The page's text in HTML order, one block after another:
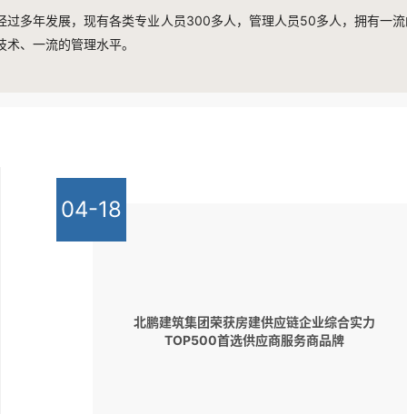
过多年发展，现有各类专业人员300多人，管理人员50多人，拥有一
、一流的管理水平。
北鹏建筑集团荣获房建供应链企业综合实力
TOP500首选供应商服务商品牌
04-18